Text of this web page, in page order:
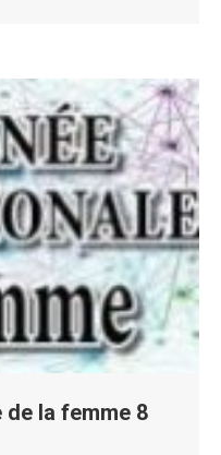
la femme 8